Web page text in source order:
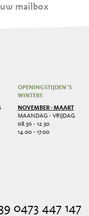
mailbox
OPENINGSTIJDEN 'S
WINTERS
NOVEMBER - MAART
MAANDAG - VRIJDAG
08.30 - 12.30
14.00 - 17.00
0473 447 147